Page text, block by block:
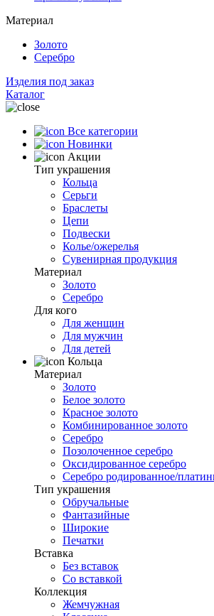
Материал
Золото
Серебро
Изделия под заказ
Каталог
Все категории
Новинки
Акции
Тип украшения
Кольца
Серьги
Браслеты
Цепи
Подвески
Колье/ожерелья
Сувенирная продукция
Материал
Золото
Серебро
Для кого
Для женщин
Для мужчин
Для детей
Кольца
Материал
Золото
Белое золото
Красное золото
Комбинированное золото
Серебро
Позолоченное серебро
Оксидированное серебро
Серебро родированное/
Тип украшения
Обручальные
Фантазийные
Широкие
Печатки
Вставка
Без вставок
Со вставкой
Коллекция
Жемчужная